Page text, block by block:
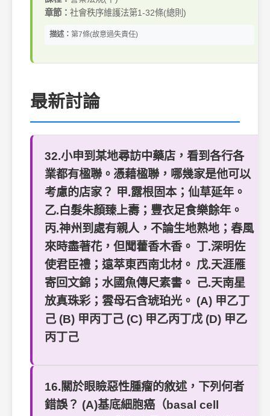
章節： 社會秩序維護法第1-32條(總則)
描述： 第7條(故意過失責任)
最新討論
32.小申到某地尋訪中藥店，看到各行各
業都有楹聯。憑藉楹聯，哪幾家是他可以
考慮的店家？ 甲.露根固本；仙草延年。
乙.白髮朱顏臻上壽；豐衣足食樂餘年。
丙.神州到處有親人，不論生地熟地；春風
來時盡著花，但聞藿香木香。 丁.深明佐
使君臣禮；遠萃東西南北材。 戊.天涯雁
寄回文錦；水國魚傳尺素書。 己.天南星
放真珠彩；雲母石含琥珀光。 (A) 甲乙丁
己 (B) 甲丙丁己 (C) 甲乙丙丁戊 (D) 甲乙
丙丁己
16.關於眼瞼惡性腫瘤的敘述，下列何者
錯誤？ (A)基底細胞癌（basal cell